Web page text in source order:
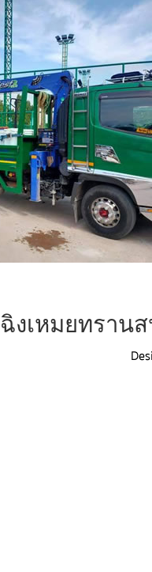
งเหมยทรานส